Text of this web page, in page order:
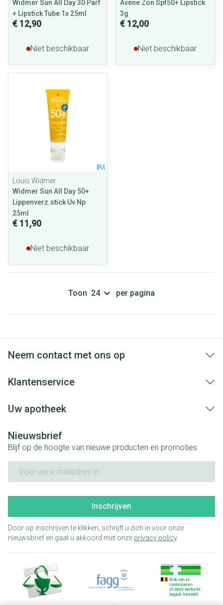
Widmer Sun All Day 30 Parf
+ Lipstick Tube 1x 25ml
€ 12,90
Niet beschikbaar
Avene Zon Spf50+ Lipstick
3g
€ 12,00
Niet beschikbaar
Louis Widmer
Widmer Sun All Day 50+
Lippenverz.stick Uv Np
25ml
€ 11,90
Niet beschikbaar
Toon per pagina
Neem contact met ons op
Klantenservice
Uw apotheek
Nieuwsbrief
Blijf op de hoogte van nieuwe producten en promoties
Inschrijven
Door op inschrijven te klikken, schrijft u zich in voor onze
nieuwsbrief en gaat u akkoord met onze privacy policy.